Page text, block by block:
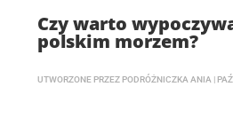
Czy warto
polskim morzem?
UTWORZONE PRZEZ PODRÓŻNICZKA ANIA |